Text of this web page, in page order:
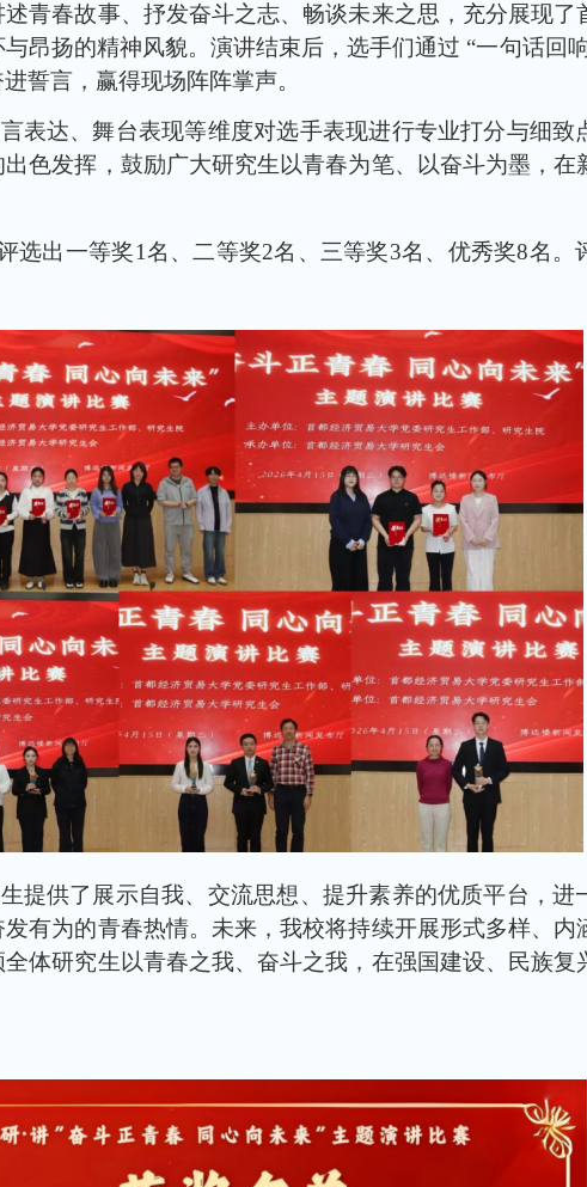
青春故事、抒发奋斗之志、畅谈未来之思，充分展现了
昂扬的精神风貌。演讲结束后，选手们通过 “一句话回
誓言，赢得现场阵阵掌声。
表达、舞台表现等维度对选手表现进行专业打分与细致
色发挥，鼓励广大研究生以青春为笔、以奋斗为墨，在
选出一等奖1名、二等奖2名、三等奖3名、优秀奖8名。
提供了展示自我、交流思想、提升素养的优质平台，进
有为的青春热情。未来，我校将持续开展形式多样、内
体研究生以青春之我、奋斗之我，在强国建设、民族复